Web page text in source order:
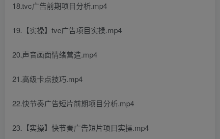
18.tvc广告前期项目分析.mp4
19.【实操】tvc广告项目实操.mp4
20.声音画面情绪营造.mp4
21.高级卡点技巧.mp4
22.快节奏广告短片前期项目分析.mp4
23.【实操】快节奏广告短片项目实操.mp4